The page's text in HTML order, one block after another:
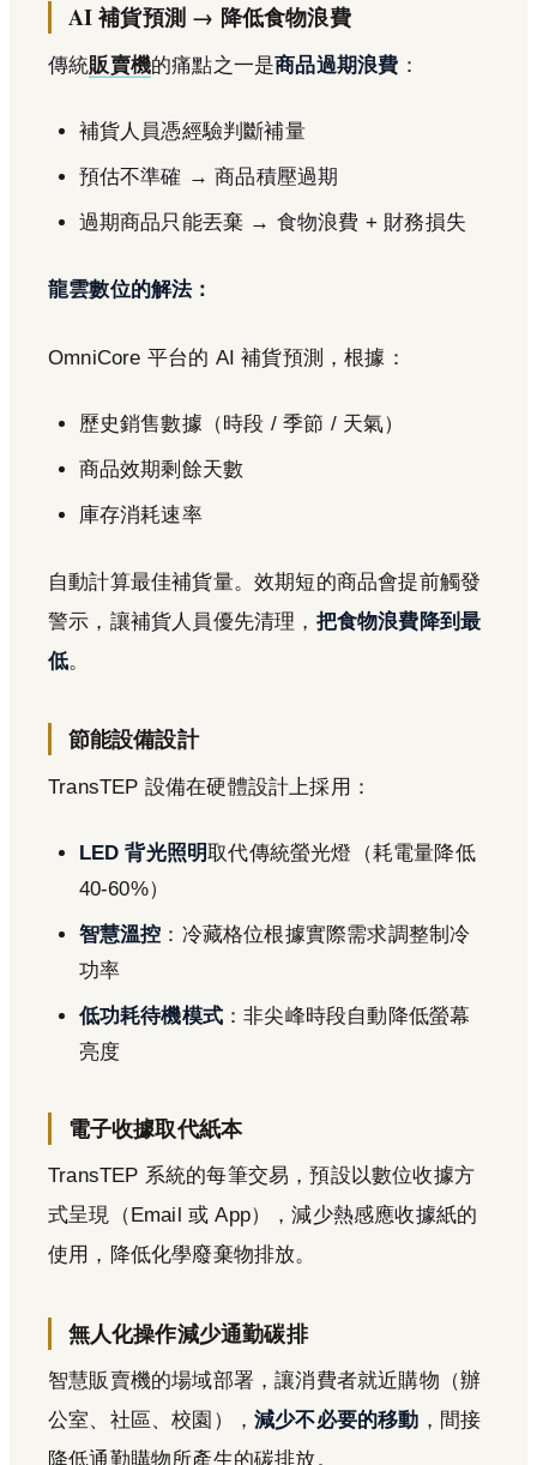
AI 補貨預測 → 降低食物浪費
傳統販賣機的痛點之一是商品過期浪費 ：
補貨人員憑經驗判斷補量
預估不準確 → 商品積壓過期
過期商品只能丟棄 → 食物浪費 + 財務損失
龍雲數位的解法：
OmniCore 平台的 AI 補貨預測，根據：
歷史銷售數據（時段 / 季節 / 天氣）
商品效期剩餘天數
庫存消耗速率
自動計算最佳補貨量。效期短的商品會提前觸發
警示，讓補貨人員優先清理， 把食物浪費降到最
低。
節能設備設計
TransTEP 設備在硬體設計上採用：
LED 背光照明取代傳統螢光燈（耗電量降低
40-60%）
智慧溫控 ：冷藏格位根據實際需求調整制冷
功率
低功耗待機模式 ：非尖峰時段自動降低螢幕
亮度
電子收據取代紙本
TransTEP 系統的每筆交易，預設以數位收據方
式呈現（Email 或 App），減少熱感應收據紙的
使用，降低化學廢棄物排放。
無人化操作減少通勤碳排
智慧販賣機的場域部署，讓消費者就近購物（辦
公室、社區、校園），減少不必要的移動 ，間接
降低通勤購物所產生的碳排放。